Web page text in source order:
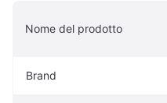
Nome del prodotto
Brand